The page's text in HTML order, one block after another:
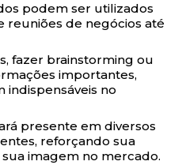
podem ser utilizados
reuniões de negócios até
fazer brainstorming ou
importantes,
indispensáveis no
presente em diversos
reforçando sua
imagem no mercado.